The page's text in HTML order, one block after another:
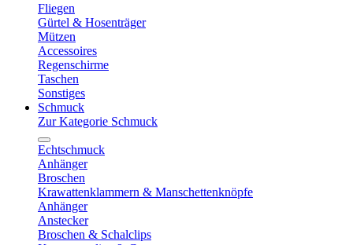
Fliegen
Gürtel & Hosenträger
Mützen
Accessoires
Regenschirme
Taschen
Sonstiges
Schmuck
Zur Kategorie Schmuck
Echtschmuck
Anhänger
Broschen
Krawattenklammern & Manschettenknöpfe
Anhänger
Anstecker
Broschen & Schalclips